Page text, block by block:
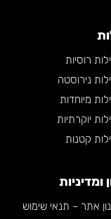
רוסיות
נירוסטה
מיוחדות
יוקרתיות
קטנות
ומדיניות
אתר – תנאי שימוש